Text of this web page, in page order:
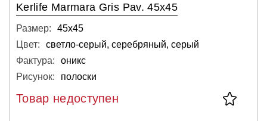
Kerlife Marmara Gris Pav. 45x45
Размер:
45х45
Цвет:
светло-серый, серебряный, серый
Фактура:
оникс
Рисунок:
полоски
Товар недоступен